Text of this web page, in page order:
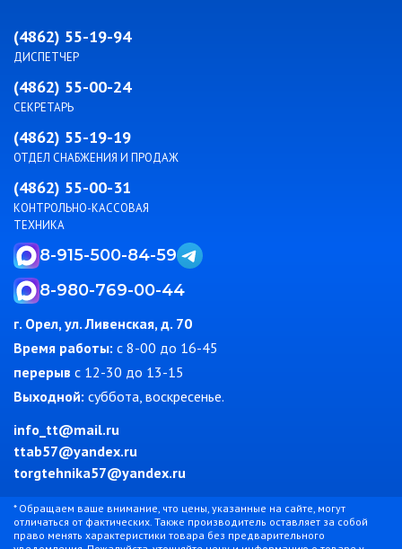
(4862) 55-19-94
ДИСПЕТЧЕР
(4862) 55-00-24
СЕКРЕТАРЬ
(4862) 55-19-19
ОТДЕЛ СНАБЖЕНИЯ И ПРОДАЖ
(4862) 55-00-31
КОНТРОЛЬНО-КАССОВАЯ
ТЕХНИКА
8-915-500-84-59
8-980-769-00-44
г. Орел, ул. Ливенская, д. 70
Время работы: c 8-00 до 16-45
перерыв с 12-30 до 13-15
Выходной: суббота, воскресенье.
info_tt@mail.ru
ttab57@yandex.ru
torgtehnika57@yandex.ru
* Обращаем ваше внимание, что цены, указанные на сайте, могут
отличаться от фактических. Также производитель оставляет за собой
право менять характеристики товара без предварительного